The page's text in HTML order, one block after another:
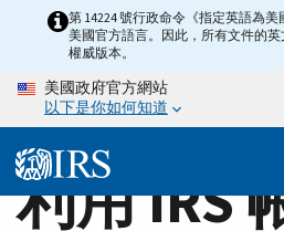
content
Home第 14224 號行政命令《指定英語為
美國官方語言。因此，所有文件的
權威版本。
美國政府官方網站
以下是你如何知道
利用 IRS